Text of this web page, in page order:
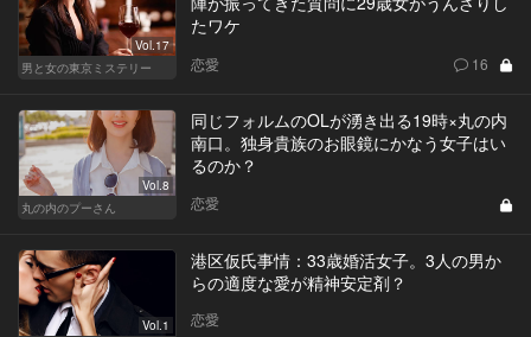
Vol.17
男と女の東京ミステリー
たワケ
恋愛 16
Vol.8
丸の内のプーさん
同じフォルムのOLが湧き出る19時×丸の内
南口。独身貴族のお眼鏡にかなう女子はい
るのか？
恋愛
Vol.1
港区仮氏事情：33歳婚活女子。3人の男か
らの適度な愛が精神安定剤？
恋愛